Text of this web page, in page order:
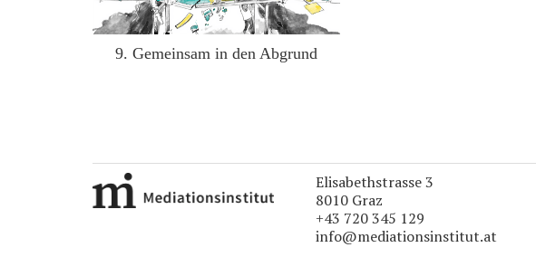
9. Gemeinsam in den Abgrund
Elisabethstrasse 3
8010 Graz
+43 720 345 129
info@mediationsinstitut.at